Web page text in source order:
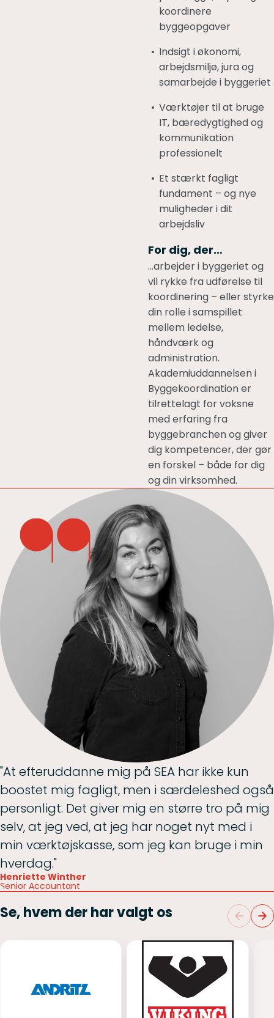
koordinere
byggeopgaver
Indsigt i økonomi,
arbejdsmiljø, jura og
samarbejde i byggeriet
Værktøjer til at bruge
IT, bæredygtighed og
kommunikation
professionelt
Et stærkt fagligt
fundament – og nye
muligheder i dit
arbejdsliv
For dig, der…
…arbejder i byggeriet og
vil rykke fra udførelse til
koordinering – eller styrke
din rolle i samspillet
mellem ledelse,
håndværk og
administration.
Akademiuddannelsen i
Byggekoordination er
tilrettelagt for voksne
med erfaring fra
byggebranchen og giver
dig kompetencer, der gør
en forskel – både for dig
og din virksomhed.
"At efteruddanne mig på SEA har ikke kun
boostet mig fagligt, men i særdeleshed også
personligt. Det giver mig en større tro på mig
selv, at jeg ved, at jeg har noget nyt med i
min værktøjskasse, som jeg kan bruge i min
hverdag."
Henriette Winther
Senior Accountant
Se, hvem der har valgt os